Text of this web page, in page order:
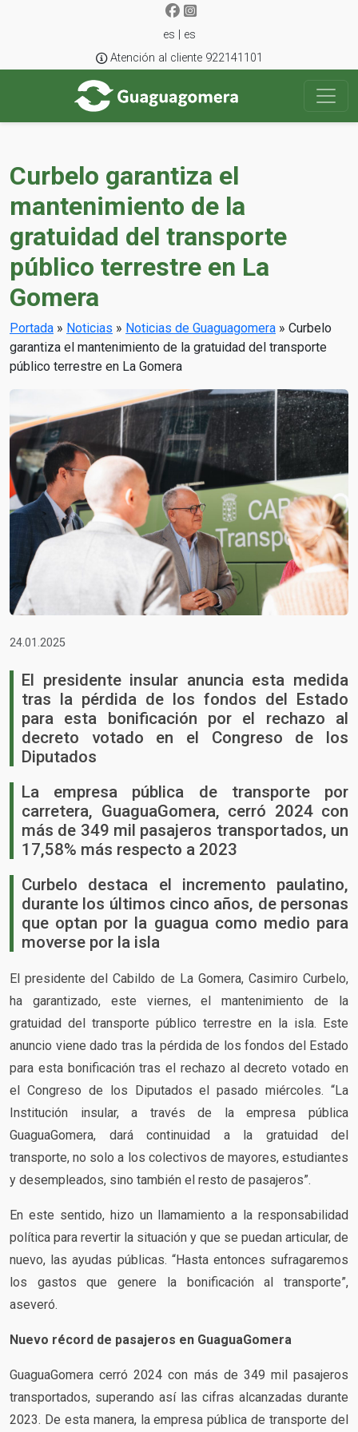
es | es
Atención al cliente 922141101
Curbelo garantiza el
mantenimiento de la
gratuidad del transporte
público terrestre en La
Gomera
Portada » Noticias » Noticias de Guaguagomera » Curbelo
garantiza el mantenimiento de la gratuidad del transporte
público terrestre en La Gomera
24.01.2025
El presidente insular anuncia esta medida
tras la pérdida de los fondos del Estado
para esta bonificación por el rechazo al
decreto votado en el Congreso de los
Diputados
La empresa pública de transporte por
carretera, GuaguaGomera, cerró 2024 con
más de 349 mil pasajeros transportados, un
17,58% más respecto a 2023
Curbelo destaca el incremento paulatino,
durante los últimos cinco años, de personas
que optan por la guagua como medio para
moverse por la isla
El presidente del Cabildo de La Gomera, Casimiro Curbelo,
ha garantizado, este viernes, el mantenimiento de la
gratuidad del transporte público terrestre en la isla. Este
anuncio viene dado tras la pérdida de los fondos del Estado
para esta bonificación tras el rechazo al decreto votado en
el Congreso de los Diputados el pasado miércoles. “La
Institución insular, a través de la empresa pública
GuaguaGomera, dará continuidad a la gratuidad del
transporte, no solo a los colectivos de mayores, estudiantes
y desempleados, sino también el resto de pasajeros”.
En este sentido, hizo un llamamiento a la responsabilidad
política para revertir la situación y que se puedan articular, de
nuevo, las ayudas públicas. “Hasta entonces sufragaremos
los gastos que genere la bonificación al transporte”,
aseveró.
Nuevo récord de pasajeros en GuaguaGomera
GuaguaGomera cerró 2024 con más de 349 mil pasajeros
transportados, superando así las cifras alcanzadas durante
2023. De esta manera, la empresa pública de transporte del